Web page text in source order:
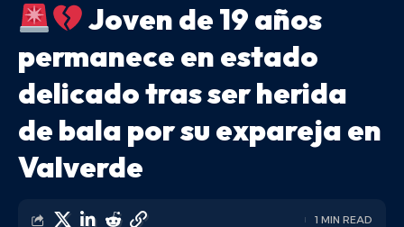
Joven de 19 años
permanece en estado
delicado tras ser herida
de bala por su expareja en
Valverde
1 MIN READ